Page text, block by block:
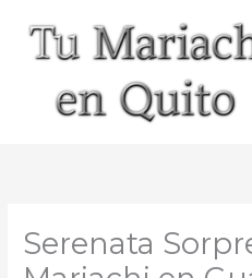
contenido
Serenata